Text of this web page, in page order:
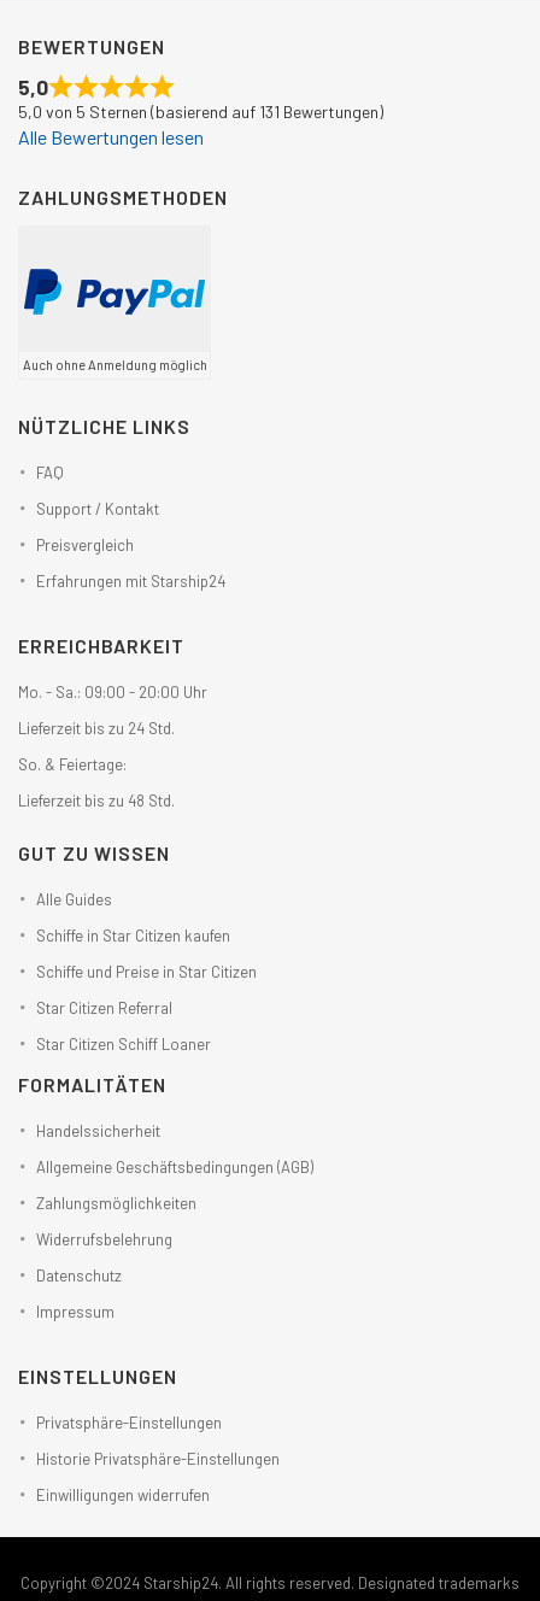
BEWERTUNGEN
5,0
5,0 von 5 Sternen (basierend auf 131 Bewertungen)
Alle Bewertungen lesen
ZAHLUNGSMETHODEN
Auch ohne Anmeldung möglich
NÜTZLICHE LINKS
FAQ
Support / Kontakt
Preisvergleich
Erfahrungen mit Starship24
ERREICHBARKEIT
Mo. - Sa.: 09:00 - 20:00 Uhr
Lieferzeit bis zu 24 Std.
So. & Feiertage:
Lieferzeit bis zu 48 Std.
GUT ZU WISSEN
Alle Guides
Schiffe in Star Citizen kaufen
Schiffe und Preise in Star Citizen
Star Citizen Referral
Star Citizen Schiff Loaner
FORMALITÄTEN
Handelssicherheit
Allgemeine Geschäftsbedingungen (AGB)
Zahlungsmöglichkeiten
Widerrufsbelehrung
Datenschutz
Impressum
EINSTELLUNGEN
Privatsphäre-Einstellungen
Historie Privatsphäre-Einstellungen
Einwilligungen widerrufen
Copyright ©2024 Starship24. All rights reserved. Designated trademarks